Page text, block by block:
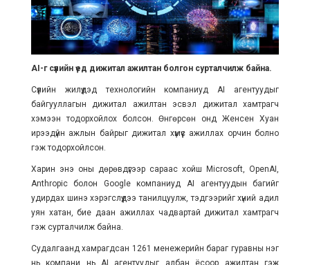
AI-г сүүлийн үед дижитал ажилтан болгон сурталчилж байна.
Сүүлийн жилүүдэд технологийн компаниуд AI агентуудыг
байгууллагын дижитал ажилтан эсвэл дижитал хамтрагч
хэмээн тодорхойлох болсон. Өнгөрсөн онд Женсен Хуан
ирээдүйн ажлын байрыг дижитал хүмүүс ажиллах орчин болно
гэж тодорхойлсон.
Харин энэ оны дөрөвдүгээр сараас хойш Microsoft, OpenAI,
Anthropic болон Google компаниуд AI агентуудын багийг
удирдах шинэ хэрэгслүүдээ танилцуулж, тэдгээрийг хүний адил
уян хатан, бие даан ажиллах чадвартай дижитал хамтрагч
гэж сурталчилж байна.
Судалгаанд хамрагдсан 1261 менежерийн бараг гуравны нэг
нь компани нь AI агентуудыг албан ёсоор ажилтан гэж